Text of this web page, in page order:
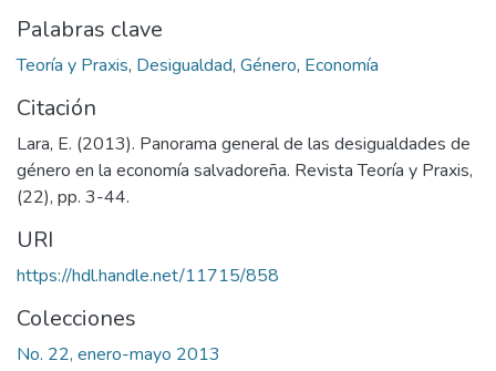
Palabras clave
Teoría y Praxis, Desigualdad, Género, Economía
Citación
Lara, E. (2013). Panorama general de las desigualdades de
género en la economía salvadoreña. Revista Teoría y Praxis,
(22), pp. 3-44.
URI
https://hdl.handle.net/11715/858
Colecciones
No. 22, enero-mayo 2013